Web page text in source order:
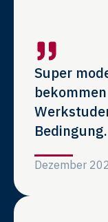
Super
Bedingung.
Dezember